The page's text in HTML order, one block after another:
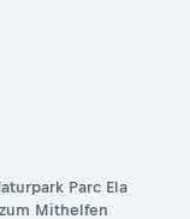
Parc Ela
Mithelfen